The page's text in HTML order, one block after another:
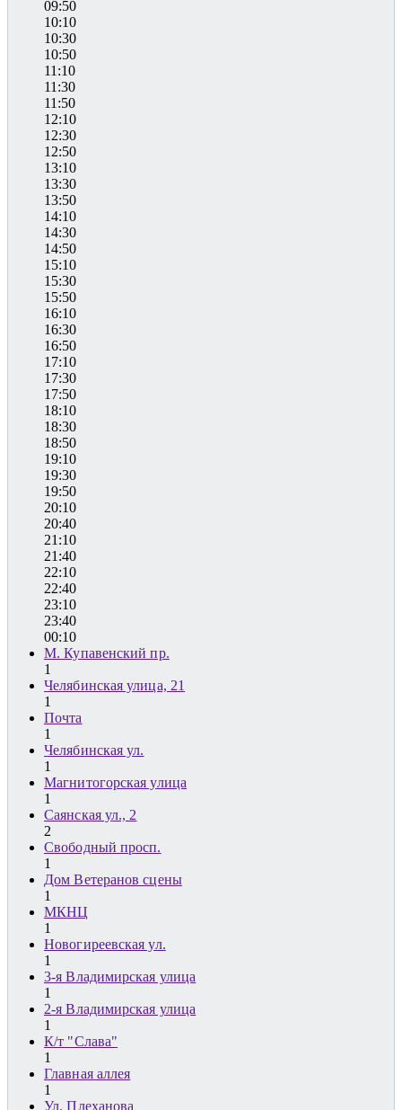
09:50
10:10
10:30
10:50
11:10
11:30
11:50
12:10
12:30
12:50
13:10
13:30
13:50
14:10
14:30
14:50
15:10
15:30
15:50
16:10
16:30
16:50
17:10
17:30
17:50
18:10
18:30
18:50
19:10
19:30
19:50
20:10
20:40
21:10
21:40
22:10
22:40
23:10
23:40
00:10
М. Купавенский пр.
1
Челябинская улица, 21
1
Почта
1
Челябинская ул.
1
Магнитогорская улица
1
Саянская ул., 2
2
Свободный просп.
1
Дом Ветеранов сцены
1
МКНЦ
1
Новогиреевская ул.
1
3-я Владимирская улица
1
2-я Владимирская улица
1
К/т "Слава"
1
Главная аллея
1
Ул. Плеханова